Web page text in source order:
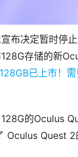
布决定暂时停
存储的新
的Oculus
Oculus Quest